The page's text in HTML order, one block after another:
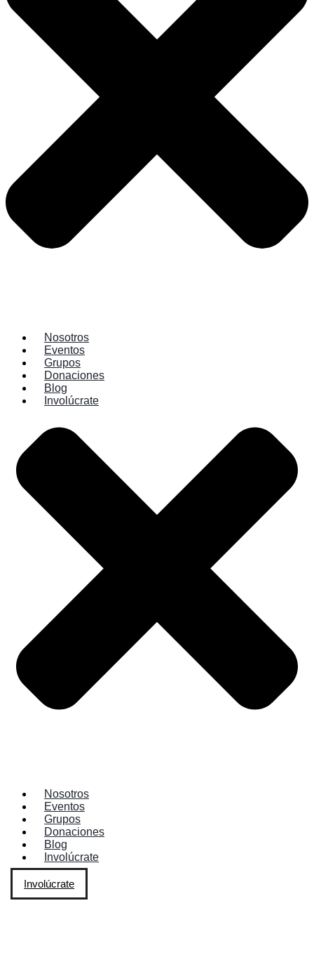
Nosotros
Eventos
Grupos
Donaciones
Blog
Involúcrate
Nosotros
Eventos
Grupos
Donaciones
Blog
Involúcrate
Involúcrate